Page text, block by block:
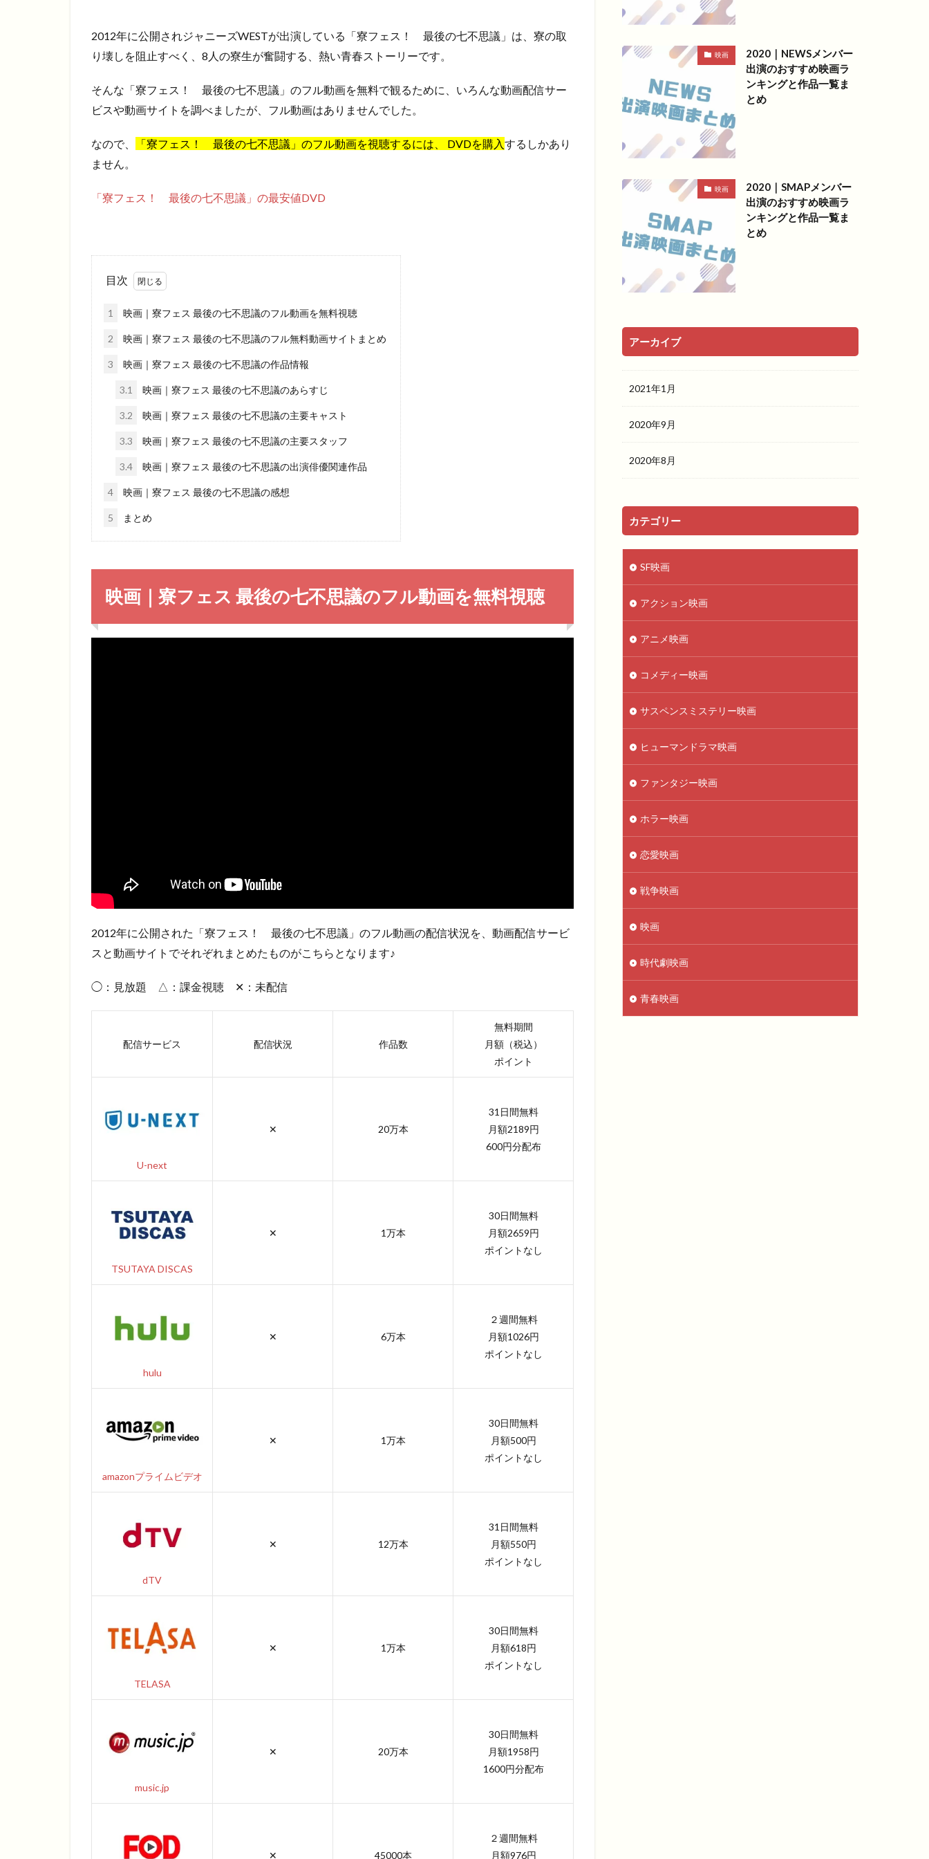
2012年に公開されジャニーズWESTが出演している「寮フェス！ 最後の七不思議」は、寮の取
り壊しを阻止すべく、8人の寮生が奮闘する、熱い青春ストーリーです。
そんな「寮フェス！ 最後の七不思議」のフル動画を無料で観るために、いろんな動画配信サー
ビスや動画サイトを調べましたが、フル動画はありませんでした。
なので、 「寮フェス！ 最後の七不思議」のフル動画を視聴するには、 DVDを購入 するしかあり
ません。
「寮フェス！ 最後の七不思議」の最安値DVD
目次
1 映画｜寮フェス 最後の七不思議のフル動画を無料視聴
2 映画｜寮フェス 最後の七不思議のフル無料動画サイトまとめ
3 映画｜寮フェス 最後の七不思議の作品情報
3.1 映画｜寮フェス 最後の七不思議のあらすじ
3.2 映画｜寮フェス 最後の七不思議の主要キャスト
3.3 映画｜寮フェス 最後の七不思議の主要スタッフ
3.4 映画｜寮フェス 最後の七不思議の出演俳優関連作品
4 映画｜寮フェス 最後の七不思議の感想
5 まとめ
映画｜寮フェス 最後の七不思議のフル動画を無料視聴
2012年に公開された「寮フェス！ 最後の七不思議」のフル動画の配信状況を、動画配信サービ
スと動画サイトでそれぞれまとめたものがこちらとなります♪
◯：見放題 △：課金視聴 ✕：未配信
配信サービス 配信状況 作品数
無料期間
月額（税込）
ポイント
U-next
✕ 20万本
31日間無料
月額2189円
600円分配布
TSUTAYA DISCAS
✕ 1万本
30日間無料
月額2659円
ポイントなし
hulu
✕ 6万本
２週間無料
月額1026円
ポイントなし
amazonプライムビデオ
✕ 1万本
30日間無料
月額500円
ポイントなし
dTV
✕ 12万本
31日間無料
月額550円
ポイントなし
TELASA
✕ 1万本
30日間無料
月額618円
ポイントなし
music.jp
✕ 20万本
30日間無料
月額1958円
1600円分配布
✕ 45000本
２週間無料
月額976円
映画
2020｜NEWSメンバー
出演のおすすめ映画ラ
ンキングと作品一覧ま
とめ
映画
2020｜SMAPメンバー
出演のおすすめ映画ラ
ンキングと作品一覧ま
とめ
アーカイブ
2021年1月
2020年9月
2020年8月
カテゴリー
SF映画
アクション映画
アニメ映画
コメディー映画
サスペンスミステリー映画
ヒューマンドラマ映画
ファンタジー映画
ホラー映画
恋愛映画
戦争映画
映画
時代劇映画
青春映画